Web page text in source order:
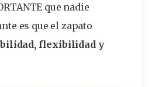
que nadie
es que el zapato
flexibilidad y